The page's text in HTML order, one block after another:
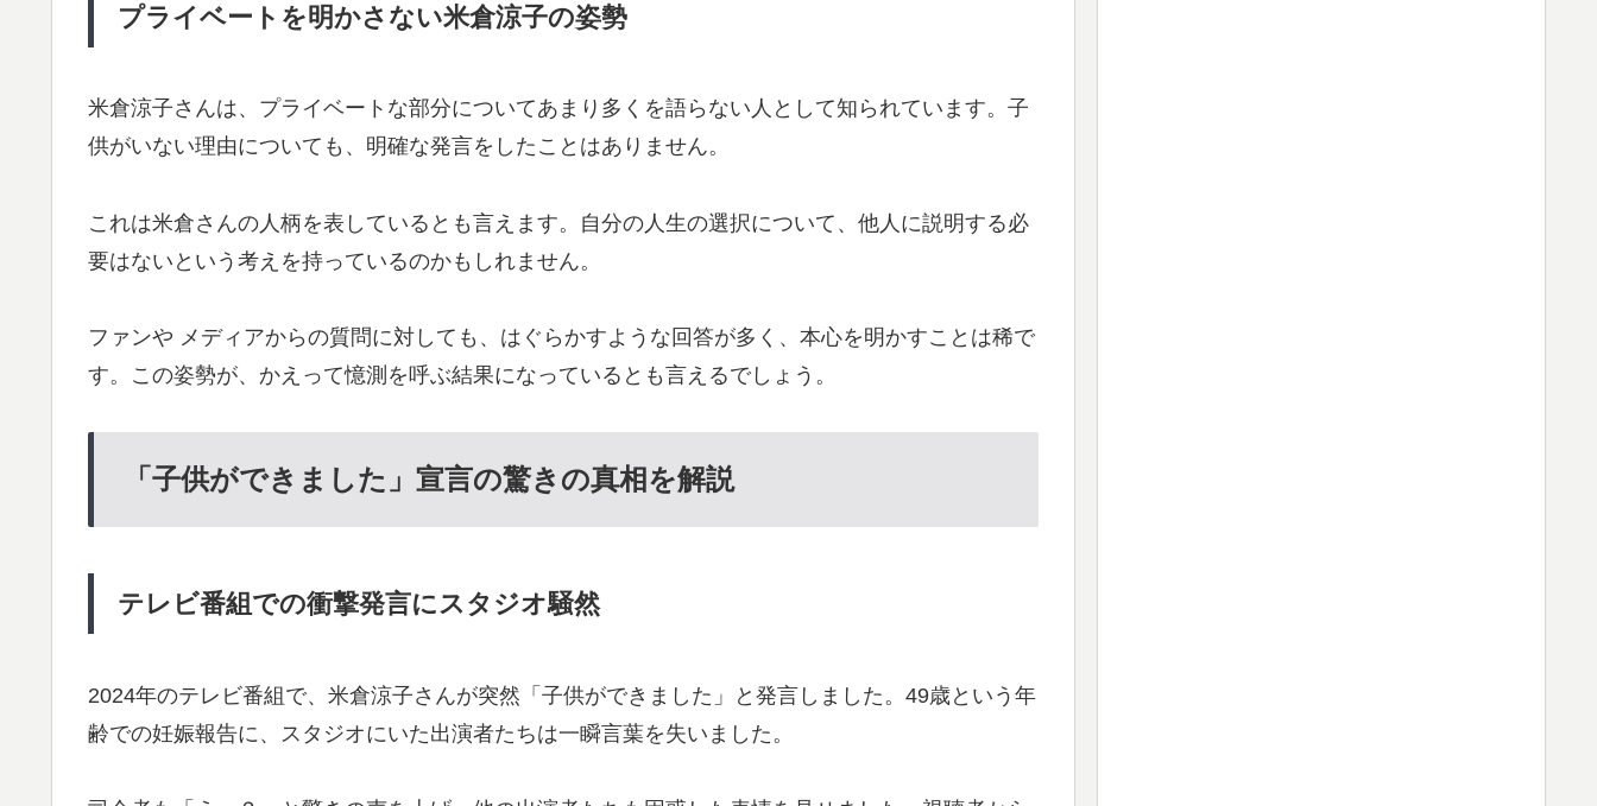
プライベートを明かさない米倉涼子の姿勢
米倉涼子さんは、プライベートな部分についてあまり多くを語らない人として知られています。子
供がいない理由についても、明確な発言をしたことはありません。
これは米倉さんの人柄を表しているとも言えます。自分の人生の選択について、他人に説明する必
要はないという考えを持っているのかもしれません。
ファンや メディアからの質問に対しても、はぐらかすような回答が多く、本心を明かすことは稀で
す。この姿勢が、かえって憶測を呼ぶ結果になっているとも言えるでしょう。
「子供ができました」宣言の驚きの真相を解説
テレビ番組での衝撃発言にスタジオ騒然
2024年のテレビ番組で、米倉涼子さんが突然「子供ができました」と発言しました。49歳という年
齢での妊娠報告に、スタジオにいた出演者たちは一瞬言葉を失いました。